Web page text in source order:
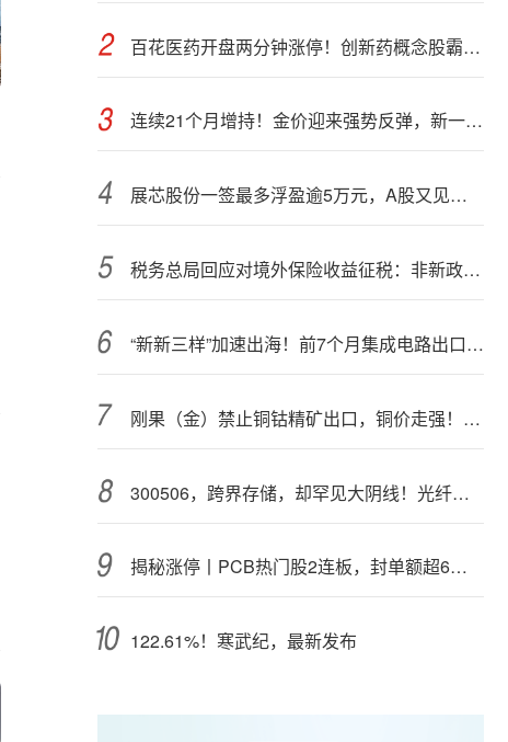
百花医药开盘两分钟涨停！创新药概念股霸屏，业绩预喜股来了
连续21个月增持！金价迎来强势反弹，新一轮上行窗口开启？
展芯股份一签最多浮盈逾5万元，A股又见肉签
税务总局回应对境外保险收益征税：非新政策，无需过度解读
“新新三样”加速出海！前7个月集成电路出口额接近翻倍
刚果（金）禁止铜钴精矿出口，铜价走强！多家公司最新回应
300506，跨界存储，却罕见大阴线！光纤需求激增，稀土细分原料，火了
揭秘涨停丨PCB热门股2连板，封单额超6亿元
122.61%！寒武纪，最新发布